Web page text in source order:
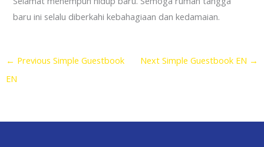
baru ini selalu diberkahi kebahagiaan dan kedamaian.
← Previous Simple Guestbook
EN
Next Simple Guestbook EN →